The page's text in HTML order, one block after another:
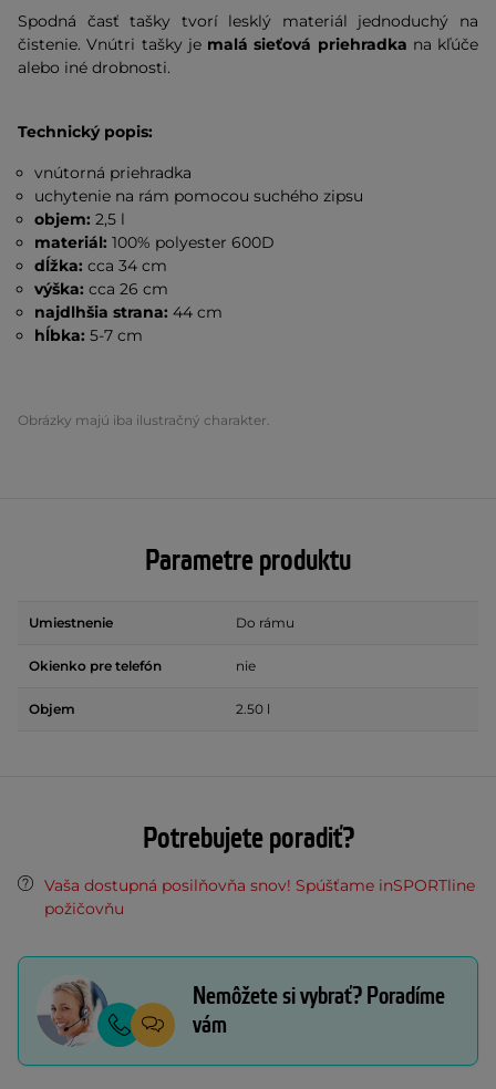
Spodná časť tašky tvorí lesklý materiál jednoduchý na
čistenie. Vnútri tašky je malá sieťová priehradka na kľúče
alebo iné drobnosti.
Technický popis:
vnútorná priehradka
uchytenie na rám pomocou suchého zipsu
objem: 2,5 l
materiál: 100% polyester 600D
dĺžka: cca 34 cm
výška: cca 26 cm
najdlhšia strana: 44 cm
hĺbka: 5-7 cm
Obrázky majú iba ilustračný charakter.
Parametre produktu
Umiestnenie Do rámu
Okienko pre telefón nie
Objem 2.50 l
Potrebujete poradiť?
Vaša dostupná posilňovňa snov! Spúšťame inSPORTline
požičovňu
Nemôžete si vybrať? Poradíme
vám